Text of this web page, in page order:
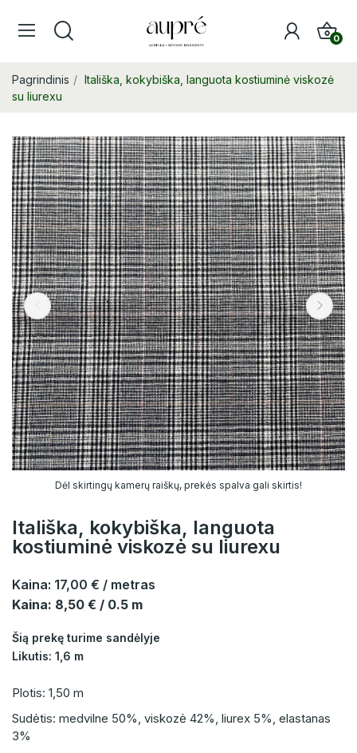
0
Pagrindinis
Itališka, kokybiška, languota kostiuminė viskozė
su liurexu
Dėl skirtingų kamerų raiškų, prekės spalva gali skirtis!
Itališka, kokybiška, languota
kostiuminė viskozė su liurexu
Kaina: 17,00 € / metras
Kaina: 8,50 € / 0.5 m
Šią prekę turime sandėlyje
Likutis: 1,6 m
Plotis: 1,50 m
Sudėtis: medvilne 50%, viskozė 42%, liurex 5%, elastanas
3%